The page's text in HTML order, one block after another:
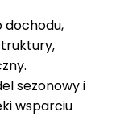
dochodu,
sezonowy i
wsparciu